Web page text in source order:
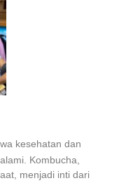
kesehatan dan
Kombucha,
menjadi inti dari